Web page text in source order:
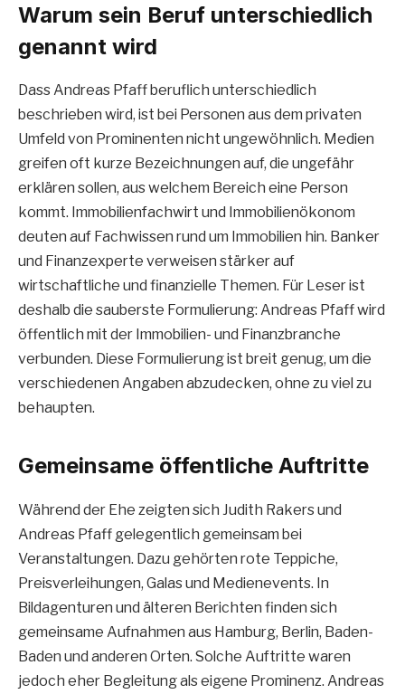
Warum sein Beruf unterschiedlich
genannt wird
Dass Andreas Pfaff beruflich unterschiedlich
beschrieben wird, ist bei Personen aus dem privaten
Umfeld von Prominenten nicht ungewöhnlich. Medien
greifen oft kurze Bezeichnungen auf, die ungefähr
erklären sollen, aus welchem Bereich eine Person
kommt. Immobilienfachwirt und Immobilienökonom
deuten auf Fachwissen rund um Immobilien hin. Banker
und Finanzexperte verweisen stärker auf
wirtschaftliche und finanzielle Themen. Für Leser ist
deshalb die sauberste Formulierung: Andreas Pfaff wird
öffentlich mit der Immobilien- und Finanzbranche
verbunden. Diese Formulierung ist breit genug, um die
verschiedenen Angaben abzudecken, ohne zu viel zu
behaupten.
Gemeinsame öffentliche Auftritte
Während der Ehe zeigten sich Judith Rakers und
Andreas Pfaff gelegentlich gemeinsam bei
Veranstaltungen. Dazu gehörten rote Teppiche,
Preisverleihungen, Galas und Medienevents. In
Bildagenturen und älteren Berichten finden sich
gemeinsame Aufnahmen aus Hamburg, Berlin, Baden-
Baden und anderen Orten. Solche Auftritte waren
jedoch eher Begleitung als eigene Prominenz. Andreas